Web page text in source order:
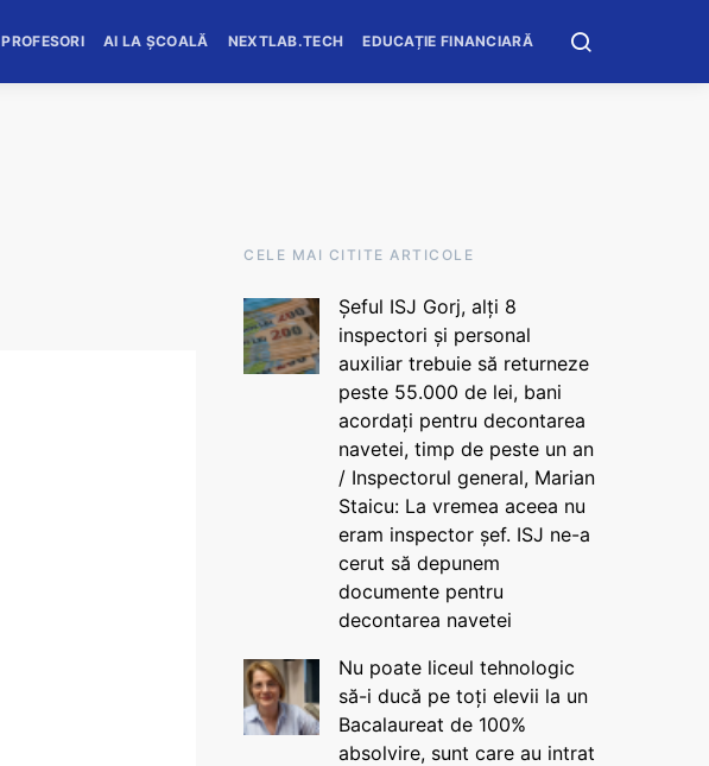
PROFESORI AI LA ȘCOALĂ NEXTLAB.TECH EDUCAȚIE FINANCIARĂ
CELE MAI CITITE ARTICOLE
Șeful ISJ Gorj, alți 8
inspectori și personal
auxiliar trebuie să returneze
peste 55.000 de lei, bani
acordați pentru decontarea
navetei, timp de peste un an
/ Inspectorul general, Marian
Staicu: La vremea aceea nu
eram inspector șef. ISJ ne-a
cerut să depunem
documente pentru
decontarea navetei
Nu poate liceul tehnologic
să-i ducă pe toți elevii la un
Bacalaureat de 100%
absolvire, sunt care au intrat